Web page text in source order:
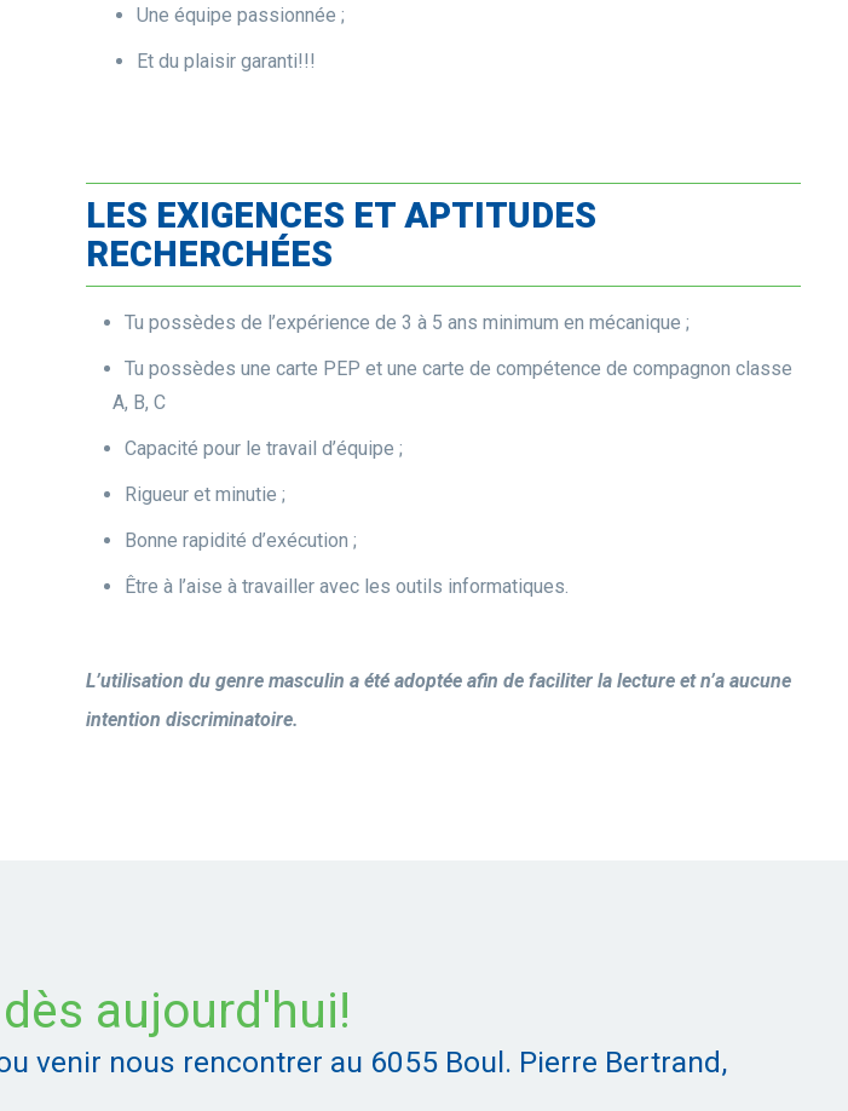
Une équipe passionnée ;
Et du plaisir garanti!!!
LES EXIGENCES ET APTITUDES
RECHERCHÉES
Tu possèdes de l’expérience de 3 à 5 ans minimum en mécanique ;
Tu possèdes une carte PEP et une carte de compétence de compagnon classe
A, B, C
Capacité pour le travail d’équipe ;
Rigueur et minutie ;
Bonne rapidité d’exécution ;
Être à l’aise à travailler avec les outils informatiques.
L’utilisation du genre masculin a été adoptée afin de faciliter la lecture et n’a aucune
intention discriminatoire.
aujourd'hui!
venir nous rencontrer au 6055 Boul. Pierre Bertrand,